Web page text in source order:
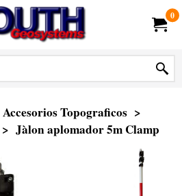
0
Accesorios Topograficos >
> Jàlon aplomador 5m Clamp